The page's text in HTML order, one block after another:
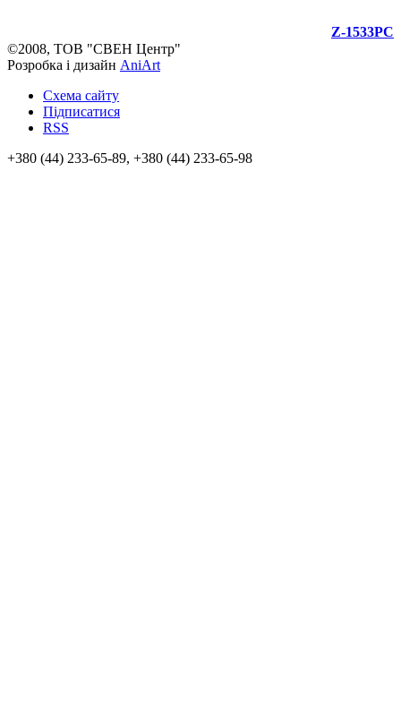
Z-1533PC
©2008, ТОВ "СВЕН Центр"
Розробка і дизайн AniArt
Схема сайту
Підписатися
RSS
+380 (44) 233-65-89, +380 (44) 233-65-98